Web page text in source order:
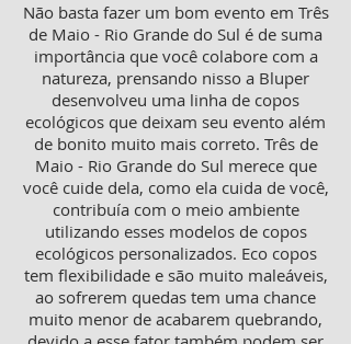
Não basta fazer um bom evento em Três
de Maio - Rio Grande do Sul é de suma
importância que você colabore com a
natureza, prensando nisso a Bluper
desenvolveu uma linha de copos
ecológicos que deixam seu evento além
de bonito muito mais correto. Três de
Maio - Rio Grande do Sul merece que
você cuide dela, como ela cuida de você,
contribuía com o meio ambiente
utilizando esses modelos de copos
ecológicos personalizados. Eco copos
tem flexibilidade e são muito maleáveis,
ao sofrerem quedas tem uma chance
muito menor de acabarem quebrando,